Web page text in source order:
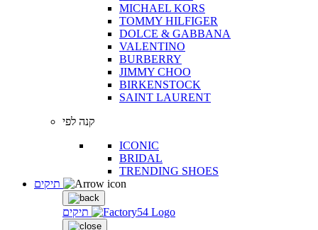
MICHAEL KORS
TOMMY HILFIGER
DOLCE & GABBANA
VALENTINO
BURBERRY
JIMMY CHOO
BIRKENSTOCK
SAINT LAURENT
קנה לפי
ICONIC
BRIDAL
TRENDING SHOES
תיקים